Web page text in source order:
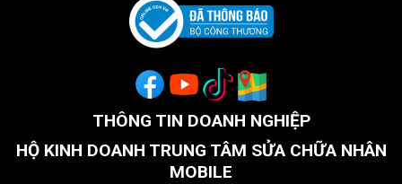
THÔNG TIN DOANH NGHIỆP
HỘ KINH DOANH TRUNG TÂM SỬA CHỮA NHÂN
MOBILE